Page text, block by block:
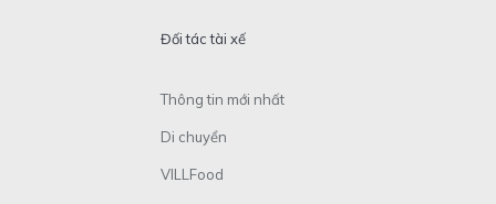
Đối tác tài xế
Thông tin mới nhất
Di chuyển
VILLFood